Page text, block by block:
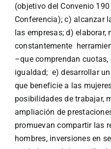
(objetivo del Convenio
Conferencia); c) alcanzar
las empresas; d) elaborar,
constantemente
–que comprendan
igualdad; e) desarrollar
que beneficie a las
posibilidades de trabajar,
ampliación de
promuevan compartir las
hombres, inversiones en